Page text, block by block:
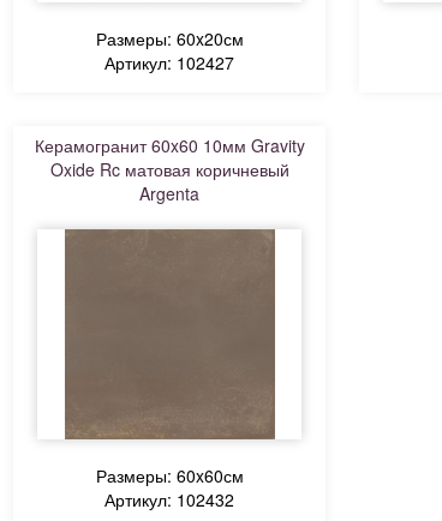
Размеры: 60x20см
Артикул: 102427
Керамогранит 60x60 10мм Gravity
Oxide Rc матовая коричневый
Argenta
Размеры: 60x60см
Артикул: 102432